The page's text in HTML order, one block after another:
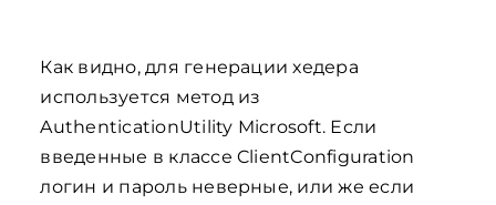
Как видно, для генерации хедера
используется метод из
AuthenticationUtility Microsoft. Если
введенные в классе ClientConfiguration
логин и пароль неверные, или же если